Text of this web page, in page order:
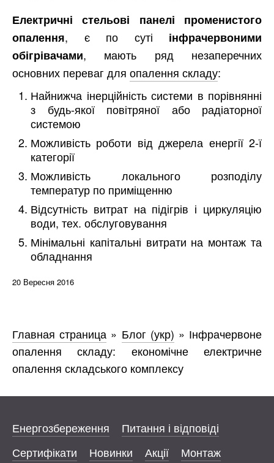
Електричні стельові панелі променистого
опалення, є по суті інфрачервоними
обігрівачами, мають ряд незаперечних
основних переваг для опалення складу:
Найнижча інерційність системи в порівнянні
з будь-якої повітряної або радіаторної
системою
Можливість роботи від джерела енергії 2-ї
категорії
Можливість локального розподілу
температур по приміщенню
Відсутність витрат на підігрів і циркуляцію
води, тех. обслуговування
Мінімальні капітальні витрати на монтаж та
обладнання
20 Вересня 2016
Главная страница » Блог (укр) » Інфрачервоне
опалення складу: економічне електричне
опалення складського комплексу
Енергозбереження
Питання і відповіді
Сертифікати
Новинки Акції Монтаж